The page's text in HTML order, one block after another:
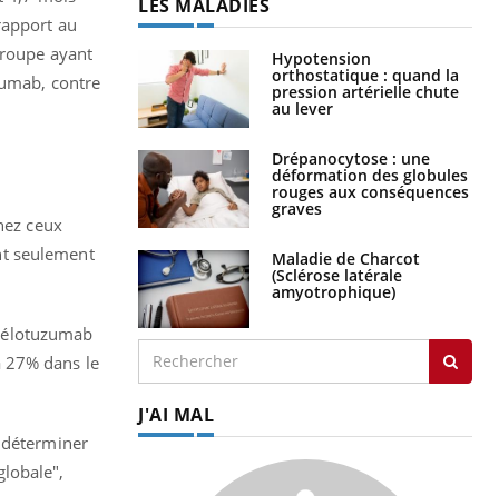
au
ayant
contre
ceux
seulement
dans le
orthostatique : quand la
pression artérielle chute
au lever
déformation des globules
rouges aux conséquences
graves
(Sclérose latérale
amyotrophique)